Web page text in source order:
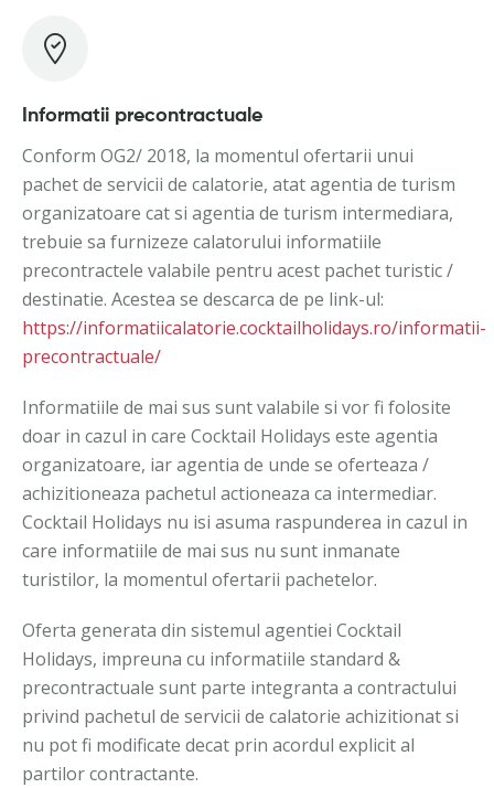
Informatii precontractuale
Conform OG2/ 2018, la momentul ofertarii unui
pachet de servicii de calatorie, atat agentia de turism
organizatoare cat si agentia de turism intermediara,
trebuie sa furnizeze calatorului informatiile
precontractele valabile pentru acest pachet turistic /
destinatie. Acestea se descarca de pe link-ul:
https://informatiicalatorie.cocktailholidays.ro/informatii-
precontractuale/
Informatiile de mai sus sunt valabile si vor fi folosite
doar in cazul in care Cocktail Holidays este agentia
organizatoare, iar agentia de unde se oferteaza /
achizitioneaza pachetul actioneaza ca intermediar.
Cocktail Holidays nu isi asuma raspunderea in cazul in
care informatiile de mai sus nu sunt inmanate
turistilor, la momentul ofertarii pachetelor.
Oferta generata din sistemul agentiei Cocktail
Holidays, impreuna cu informatiile standard &
precontractuale sunt parte integranta a contractului
privind pachetul de servicii de calatorie achizitionat si
nu pot fi modificate decat prin acordul explicit al
partilor contractante.